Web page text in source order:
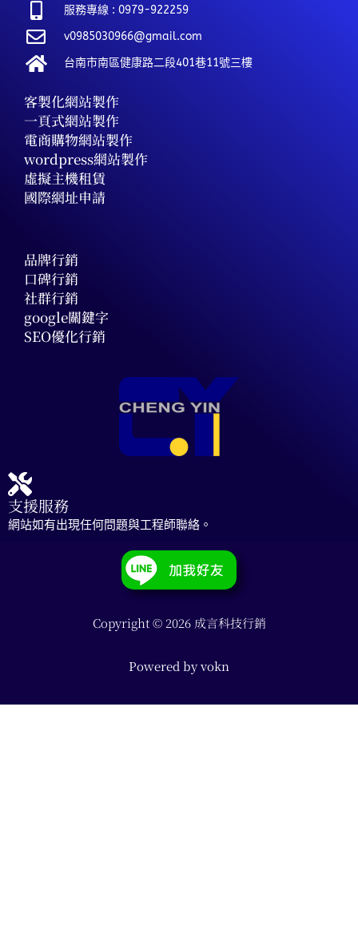
服務專線 : 0979-922259
v0985030966@gmail.com
台南市南區健康路二段401巷11號三樓
客製化網站製作
一頁式網站製作
電商購物網站製作
wordpress網站製作
虛擬主機租賃
國際網址申請
品牌行銷
口碑行銷
社群行銷
google關鍵字
SEO優化行銷
支援服務
網站如有出現任何問題與工程師聯絡。
Copyright © 2026 成言科技行銷
Powered byvokn